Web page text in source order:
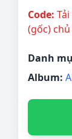
Code:
(gốc)
Danh
Album: